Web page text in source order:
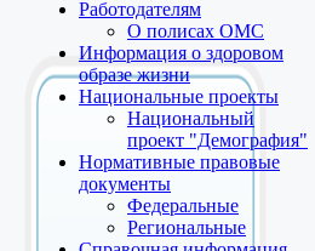
Работодателям
О полисах ОМС
Информация о здоровом
образе жизни
Национальные проекты
Национальный
проект "Демография"
Нормативные правовые
документы
Федеральные
Региональные